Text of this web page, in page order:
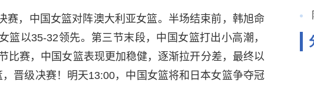
赛，中国女篮对阵澳大利亚女篮。半场结束前，韩旭命
篮以35-32领先。第三节末段，中国女篮打出小高潮，
比赛，中国女篮表现更加稳健，逐渐拉开分差，最终以
晋级决赛！明天13:00，中国女篮将和日本女篮争夺冠